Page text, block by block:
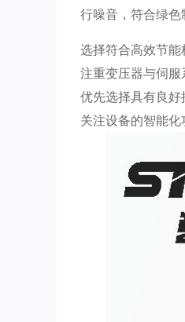
行噪音，符合绿
选择符合高效节能
注重变压器与伺服
优先选择具有良好
关注设备的智能化